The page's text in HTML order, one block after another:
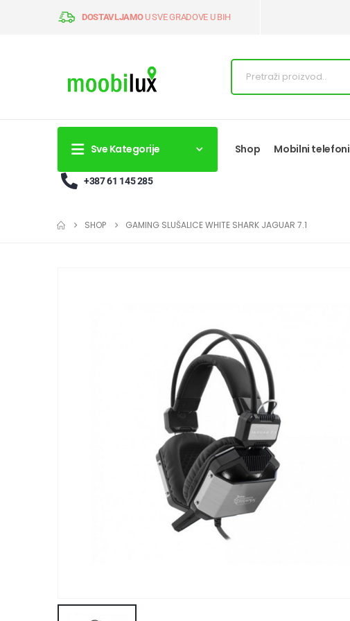
DOSTAVLJAMOU SVE GRADOVE U BIH
Sve Kategorije Shop Mobilni telefoni
+387 61 145 285
SHOP GAMING SLUŠALICE WHITE SHARK JAGUAR 7.1